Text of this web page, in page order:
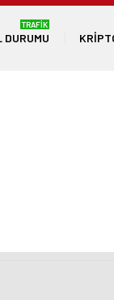
DURUMU
TRAFİK